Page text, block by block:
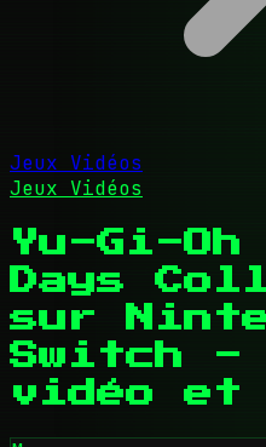
Jeux Vidéos
Jeux Vidéos
Yu-Gi-
Days
sur
Switch -
vidéo et